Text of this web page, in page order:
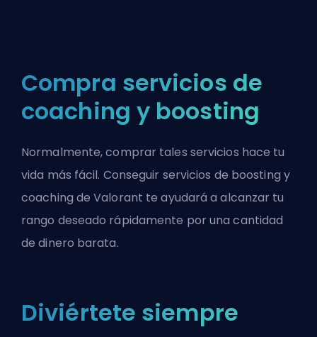
Compra servicios de
coaching y boosting
Normalmente, comprar tales servicios hace tu
vida más fácil. Conseguir servicios de boosting y
coaching de Valorant te ayudará a alcanzar tu
rango deseado rápidamente por una cantidad
de dinero barata.
Diviértete siempre